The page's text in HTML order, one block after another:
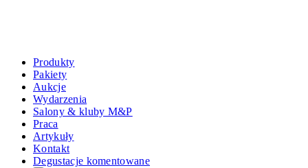
Produkty
Pakiety
Aukcje
Wydarzenia
Salony & kluby M&P
Praca
Artykuły
Kontakt
Degustacje komentowane